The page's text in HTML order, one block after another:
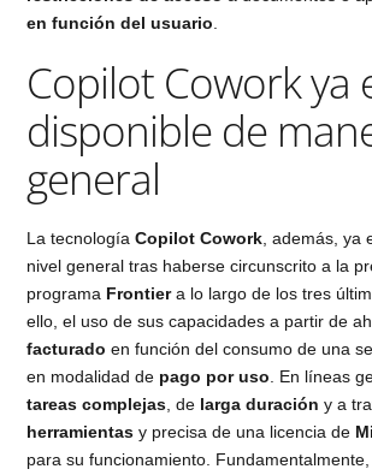
en función del usuario
Copilot Cowork ya
disponible de
general
La tecnologíaCopilot Cowork , además, ya
nivel general tras haberse circunscrito a la
programa Frontiera lo largo de los tres
ello, el uso de sus capacidades a partir de
facturado en función del consumo de una
en modalidad de pago por uso . En líneas
tareas complejas , de larga duración y a
herramientas y precisa de una licencia de
para su funcionamiento.